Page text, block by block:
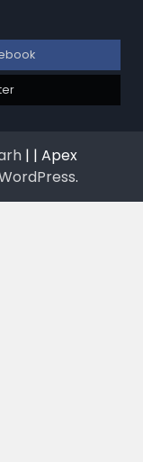
| | Apex
.